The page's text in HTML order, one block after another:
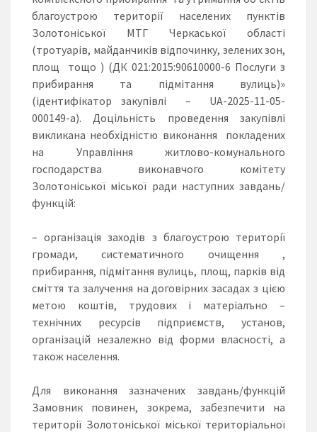
благоустрою території населених пунктів
Золотоніської МТГ Черкаської області
(тротуарів, майданчиків відпочинку, зелених зон,
площ тощо ) (ДК 021:2015:90610000-6 Послуги з
прибирання та підмітання вулиць)»
(ідентифікатор закупівлі – UA-2025-11-05-
000149-a). Доцільність проведення закупівлі
викликана необхідністю виконання покладених
на Управління житлово-комунального
господарства виконавчого комітету
Золотоніської міської ради наступних завдань/
функцій:
– органiзацiя заходiв з благоустрою територiї
громади, систематичного очищення ,
прибирання, підмітання вулиць, площ, парків від
сміття та залучення на договiрних засадах з цiєю
метою коштiв, трудових i матерiалъно –
технічних pecypciв пiдприємств, установ,
органiзацiй незалежно вiд форми власностi, а
також населення.
Для виконання зазначених завдань/функцій
Замовник повинен, зокрема, забезпечити на
території Золотоніської міської територіальної